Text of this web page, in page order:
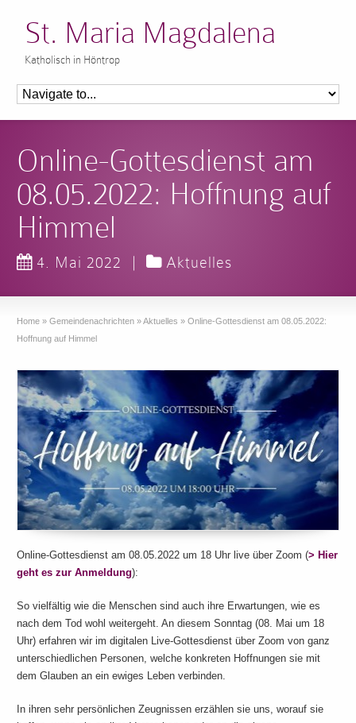
St. Maria Magdalena
Katholisch in Höntrop
Online-Gottesdienst am
08.05.2022: Hoffnung auf
Himmel
4. Mai 2022 | Aktuelles
Home » Gemeindenachrichten »Aktuelles » Online-Gottesdienst am 08.05.2022:
Hoffnung auf Himmel
Online-Gottesdienst am 08.05.2022 um 18 Uhr live über Zoom (> Hier
geht es zur Anmeldung):
So vielfältig wie die Menschen sind auch ihre Erwartungen, wie es
nach dem Tod wohl weitergeht. An diesem Sonntag (08. Mai um 18
Uhr) erfahren wir im digitalen Live-Gottesdienst über Zoom von ganz
unterschiedlichen Personen, welche konkreten Hoffnungen sie mit
dem Glauben an ein ewiges Leben verbinden.
In ihren sehr persönlichen Zeugnissen erzählen sie uns, worauf sie